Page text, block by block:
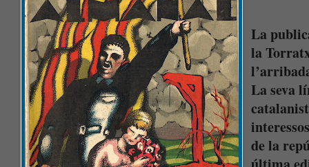
La
la
La seva
de la